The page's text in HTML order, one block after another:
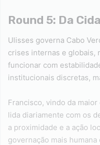
Round 5: Da
Ulisses governa Cabo
crises internas e globais,
funcionar com
institucionais discretas,
Francisco, vindo da
lida diariamente com os
a proximidade e a ação
governação mais